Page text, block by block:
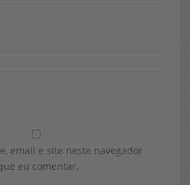
email e site neste navegador
eu comentar.